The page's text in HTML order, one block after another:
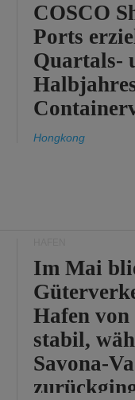
COSCO
Ports
Quartals-
Hongkong
Im Mai
Hafen von
stabil,
Savona-